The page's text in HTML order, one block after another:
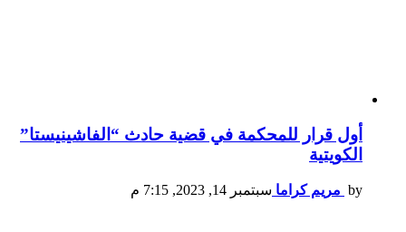
أول قرار للمحكمة في قضية حادث “الفاشينيستا”
الكويتية
by مريم كراما سبتمبر 14, 2023, 7:15 م